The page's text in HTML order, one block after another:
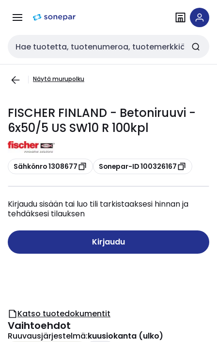
navigointiinsisältöön
Haku
Näytä murupolku
FISCHER FINLAND - Betoniruuvi -
6x50/5 US SW10 R 100kpl
Kopioi
Sähkönro 1308677 Kopioi
Sonepar-ID 100326167
Kirjaudu sisään tai luo tili tarkistaaksesi hinnan ja
tehdäksesi tilauksen
Kirjaudu
Katso tuotedokumentit
Vaihtoehdot
Ruuvausjärjestelmä:kuusiokanta (ulko)